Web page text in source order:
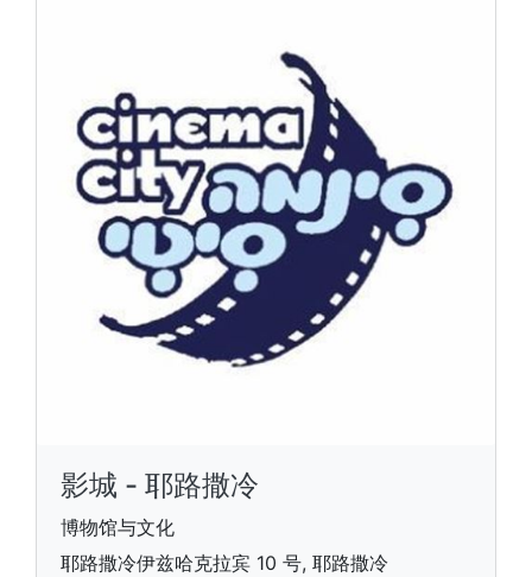
影城 - 耶路撒冷
博物馆与文化
耶路撒冷伊兹哈克拉宾 10 号, 耶路撒冷